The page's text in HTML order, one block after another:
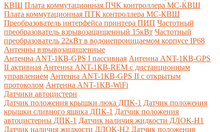
КВШ Плата коммутационная ПЧК контроллера МС-КВШ
Плата коммутационная ПТК контроллера МС-КВШ
Преобразователь интерфейса принтера ПИП Частотный
преобразователь взрывозащищенный 15кВт Частотный
преобразователь 22кВт в водонепроницаемом корпусе IP68
Антенны взрывозащищенные
Антенна ANT-1КВ-GPS I пассивная Антенна ANT-1КВ-GPS
II активная Антенна ANT-1КВ-REM c дистанционным
управлением Антенна ANT-1КВ-GPS II с открытым
протоколом Антенна ANT-1КВ-WiFi
Датчики автоцистерн
Датчик положения крышки люка ДПК-1 Датчик положения
крышки сливного ящика ДПК-1 Датчик положения
автоцистерны ДПК-1 Датчик наличия жидкости ДЛОК-Н1
Датчик наличия жидкости ДЛОК-Н2 Датчик положения